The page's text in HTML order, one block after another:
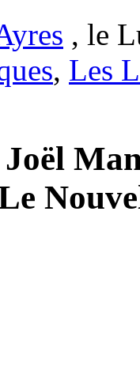
, le
, Les
Joël